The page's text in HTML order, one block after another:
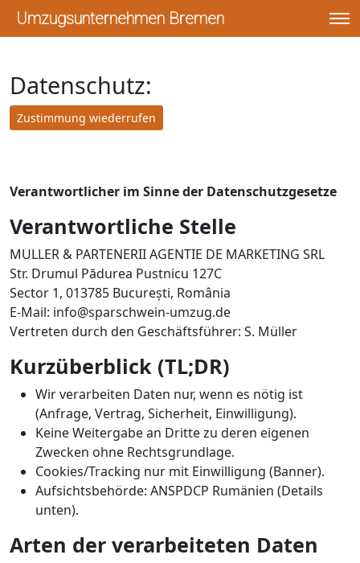
Umzugsunternehmen Bremen
Umzugsunternehmen Bremen»Datenschutzerklärung
Datenschutz:
Zustimmung wiederrufen
Verantwortlicher im Sinne der Datenschutzgesetze
Verantwortliche Stelle
MULLER & PARTENERII AGENTIE DE MARKETING SRL
Str. Drumul Pădurea Pustnicu 127C
Sector 1, 013785 București, România
E-Mail: info@sparschwein-umzug.de
Vertreten durch den Geschäftsführer: S. Müller
Kurzüberblick (TL;DR)
Wir verarbeiten Daten nur, wenn es nötig ist
(Anfrage, Vertrag, Sicherheit, Einwilligung).
Keine Weitergabe an Dritte zu deren eigenen
Zwecken ohne Rechtsgrundlage.
Cookies/Tracking nur mit Einwilligung (Banner).
Aufsichtsbehörde: ANSPDCP Rumänien (Details
unten).
Arten der verarbeiteten Daten